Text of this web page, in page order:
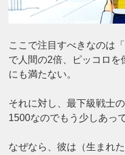
ここで注目すべきなのは「
で人間の2倍、ピッコロ
にも満たない。
それに対し、最下級戦士
1500なのでもう少しあっ
なぜなら、彼は（生まれ